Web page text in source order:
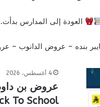
العودة إلى المدارس
بنده – عروض الدانوب –
4 أغسطس، 2026
To School